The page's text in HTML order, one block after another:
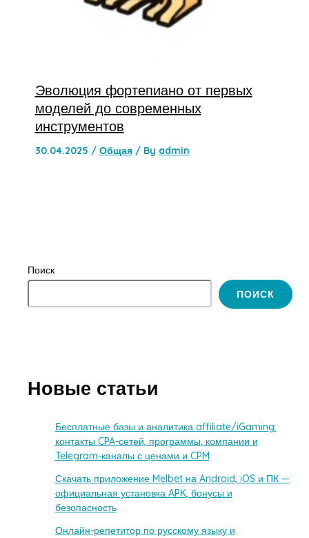
Поиск
ПОИСК
Новые статьи
Бесплатные базы и аналитика affiliate/iGaming:
контакты CPA-сетей, программы, компании и
Telegram-каналы с ценами и CPM
Скачать приложение Melbet на Android, iOS и ПК —
официальная установка APK, бонусы и
безопасность
Онлайн-репетитор по русскому языку и
Эволюция фортепиано от первых
моделей до современных
инструментов
30.04.2025 / Общая/ By admin